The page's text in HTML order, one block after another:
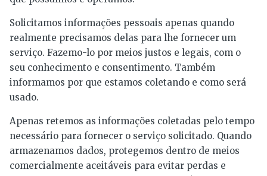
Solicitamos informações pessoais apenas quando
realmente precisamos delas para lhe fornecer um
serviço. Fazemo-lo por meios justos e legais, com o
seu conhecimento e consentimento. Também
informamos por que estamos coletando e como será
usado.
Apenas retemos as informações coletadas pelo tempo
necessário para fornecer o serviço solicitado. Quando
armazenamos dados, protegemos dentro de meios
comercialmente aceitáveis ​​para evitar perdas e